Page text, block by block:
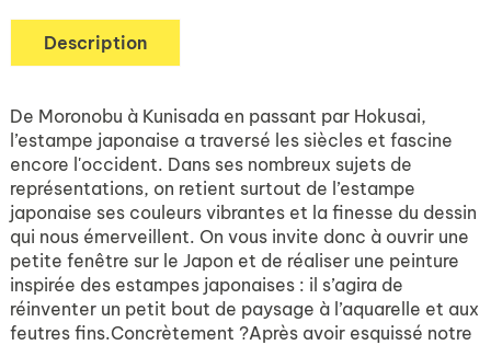
Description
De Moronobu à Kunisada en passant par Hokusai,
l’estampe japonaise a traversé les siècles et fascine
encore l'occident. Dans ses nombreux sujets de
représentations, on retient surtout de l’estampe
japonaise ses couleurs vibrantes et la finesse du dessin
qui nous émerveillent. On vous invite donc à ouvrir une
petite fenêtre sur le Japon et de réaliser une peinture
inspirée des estampes japonaises : il s’agira de
réinventer un petit bout de paysage à l’aquarelle et aux
feutres fins.Concrètement ?Après avoir esquissé notre